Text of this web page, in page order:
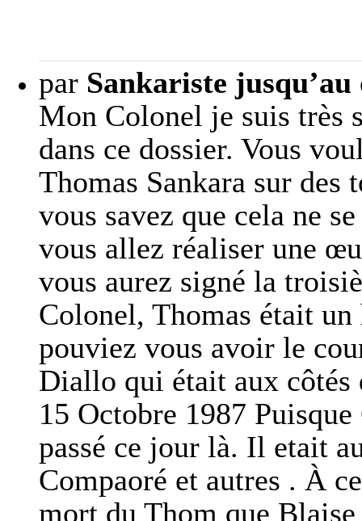
par Sankariste jusqu’au
Mon Colonel je suis très
dans ce dossier. Vous
Thomas Sankara sur des
vous savez que cela ne
vous allez réaliser une
vous aurez signé la
Colonel, Thomas était
pouviez vous avoir le
Diallo qui était aux côtés
15 Octobre 1987
passé ce jour là. Il etait
Compaoré et autres . À
mort du Thom que